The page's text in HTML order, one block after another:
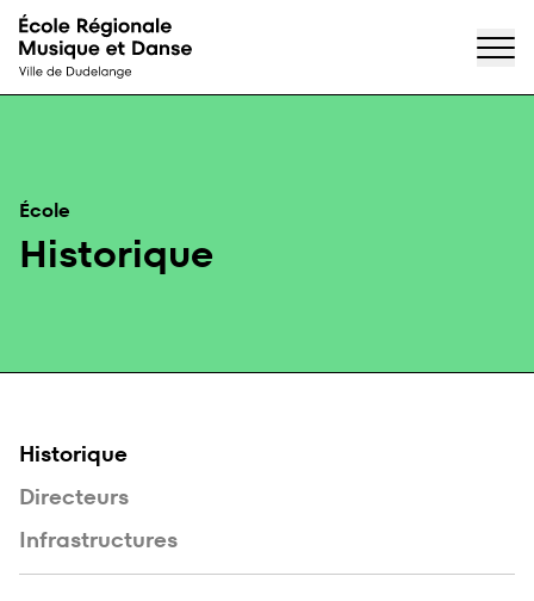
Accueil
École
Historique
Historique
Directeurs
Infrastructures